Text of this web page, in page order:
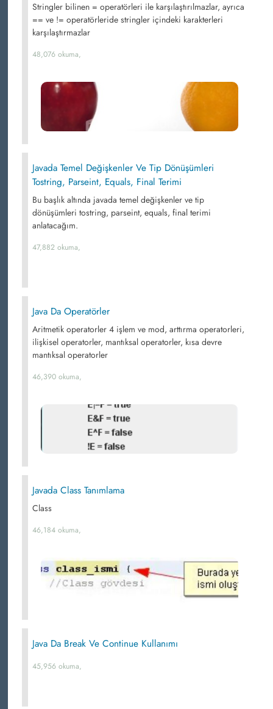
Stringler bilinen = operatörleri ile karşılaştırılmazlar, ayrıca
== ve != operatörleride stringler içindeki karakterleri
karşılaştırmazlar
48,076 okuma,
Javada Temel Değişkenler Ve Tip Dönüşümleri
Tostring, Parseint, Equals, Final Terimi
Bu başlık altında javada temel değişkenler ve tip
dönüşümleri tostring, parseint, equals, final terimi
anlatacağım.
47,882 okuma,
Java Da Operatörler
Aritmetik operatorler 4 işlem ve mod, arttırma operatorleri,
ilişkisel operatorler, mantıksal operatorler, kısa devre
mantıksal operatorler
46,390 okuma,
Javada Class Tanımlama
Class
46,184 okuma,
Java Da Break Ve Continue Kullanımı
45,956 okuma,